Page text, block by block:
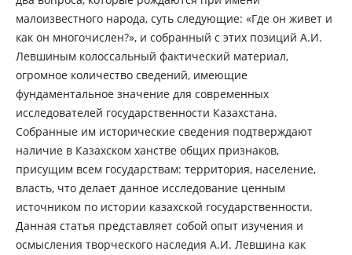
малоизвестного народа, суть следующие: «Где он живет и
как он многочислен?», и собранный с этих позиций А.И.
Левшиным колоссальный фактический материал,
огромное количество сведений, имеющие
фундаментальное значение для современных
исследователей государственности Казахстана.
Собранные им исторические сведения подтверждают
наличие в Казахском ханстве общих признаков,
присущим всем государствам: территория, население,
власть, что делает данное исследование ценным
источником по истории казахской государственности.
Данная статья представляет собой опыт изучения и
осмысления творческого наследия А.И. Левшина как